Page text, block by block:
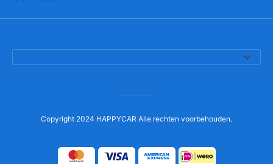
Copyright 2024 HAPPYCAR Alle rechten voorbehouden.